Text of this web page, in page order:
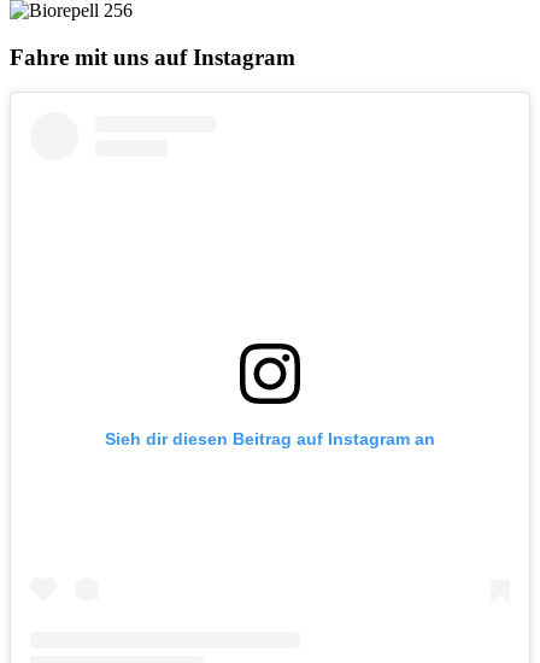
Fahre mit uns auf Instagram
Sieh dir diesen Beitrag auf Instagram an